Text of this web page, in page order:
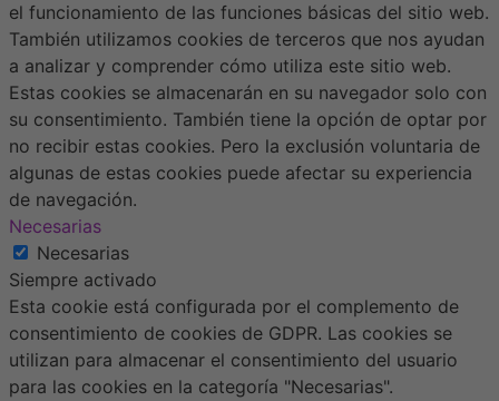
el funcionamiento de las funciones básicas del sitio web.
También utilizamos cookies de terceros que nos ayudan
a analizar y comprender cómo utiliza este sitio web.
Estas cookies se almacenarán en su navegador solo con
su consentimiento. También tiene la opción de optar por
no recibir estas cookies. Pero la exclusión voluntaria de
algunas de estas cookies puede afectar su experiencia
de navegación.
Necesarias
Necesarias
Siempre activado
Esta cookie está configurada por el complemento de
consentimiento de cookies de GDPR. Las cookies se
utilizan para almacenar el consentimiento del usuario
para las cookies en la categoría "Necesarias".